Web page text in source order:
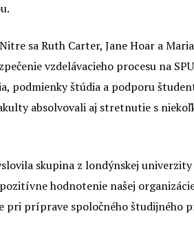
sa Ruth Carter, Jane Hoar a
vzdelávacieho procesu na
podmienky štúdia a podporu
absolvovali aj stretnutie s
skupina z londýnskej
hodnotenie našej
pri príprave spoločného študijného